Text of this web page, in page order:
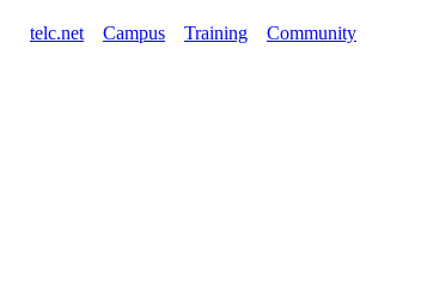
telc.net Campus Training Community